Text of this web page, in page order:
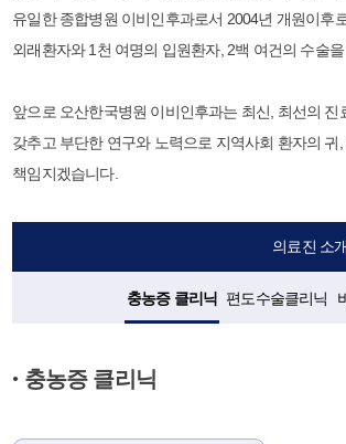
유일한 종합병원 이비인후과로서 2004년 개원이후
외래환자와 1천 여명의 입원환자, 2백 여건의 수술
앞으로 오산한국병원 이비인후과는 최신, 최선의 진
갖추고 부단한 연구와 노력으로 지역사회 환자의 귀
책임지겠습니다.
의료진 소개
충농증 클리닉 편도수술클리닉
● 충농증 클리닉